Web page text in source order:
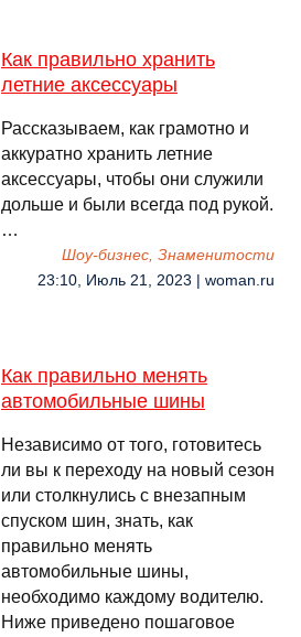
Как правильно хранить
летние аксессуары
Рассказываем, как грамотно и
аккуратно хранить летние
аксессуары, чтобы они служили
дольше и были всегда под рукой.
…
Шоу-бизнес, Знаменитости
23:10, Июль 21, 2023 | woman.ru
Как правильно менять
автомобильные шины
Независимо от того, готовитесь
ли вы к переходу на новый сезон
или столкнулись с внезапным
спуском шин, знать, как
правильно менять
автомобильные шины,
необходимо каждому водителю.
Ниже приведено пошаговое